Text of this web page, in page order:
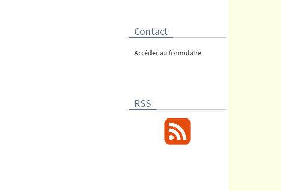
Contact
Accéder au formulaire
RSS